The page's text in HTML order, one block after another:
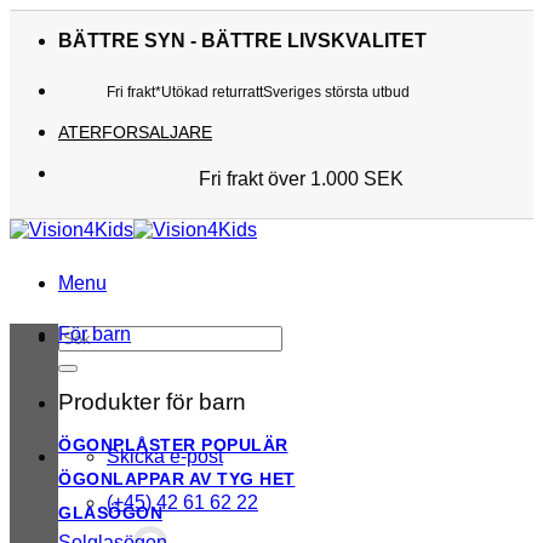
BÄTTRE SYN - BÄTTRE LIVSKVALITET
Fri frakt*Utökad returrattSveriges största utbud
ATERFORSALJARE
Fri frakt över 1.000 SEK
Kunderna älskar oss
Utökad returratt
Sveriges största utbud
Menu
Sök
efter:
Skicka e-post
(+45) 42 61 62 22
För barn
Produkter för barn
ÖGONPLÅSTER
ÖGONLAPPAR AV TYG
GLASÖGON